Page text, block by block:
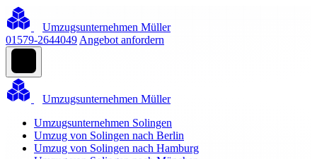
Umzugsunternehmen Müller
01579-2644049 Angebot anfordern
Umzugsunternehmen Müller
Umzugsunternehmen Solingen
Umzug von Solingen nach Berlin
Umzug von Solingen nach Hamburg